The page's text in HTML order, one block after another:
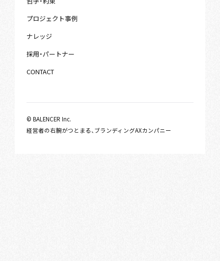
プロジェクト事例
ナレッジ
採用・パートナー
CONTACT
© BALENCER Inc.
経営者の右腕がつとまる、ブランディングAXカンパニー